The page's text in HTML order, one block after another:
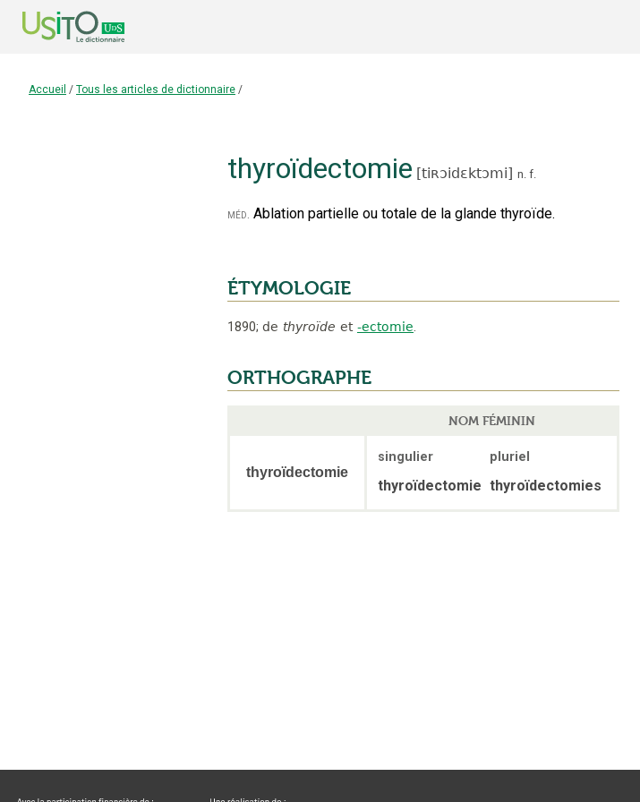
Accueil / Tous les articles de dictionnaire /
thyroïdectomie [tiʀɔidɛktɔmi] n. f.
méd. Ablation partielle ou totale de la glande thyroïde.
ÉTYMOLOGIE
1890; de thyroïde et -ectomie.
ORTHOGRAPHE
NOM FÉMININ
thyroïdectomie
singulier pluriel
thyroïdectomie thyroïdectomies